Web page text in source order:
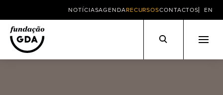
NOTÍCIASAGENDARECURSOSCONTACTOS EN